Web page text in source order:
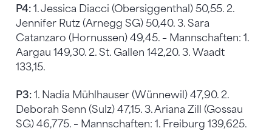
P4: 1. Jessica Diacci (Obersiggenthal) 50,55. 2.
Jennifer Rutz (Arnegg SG) 50,40. 3. Sara
Catanzaro (Hornussen) 49,45. – Mannschaften: 1.
Aargau 149,30. 2. St. Gallen 142,20. 3. Waadt
133,15.
P3: 1. Nadia Mühlhauser (Wünnewil) 47,90. 2.
Deborah Senn (Sulz) 47,15. 3. Ariana Zill (Gossau
SG) 46,775. – Mannschaften: 1. Freiburg 139,625.